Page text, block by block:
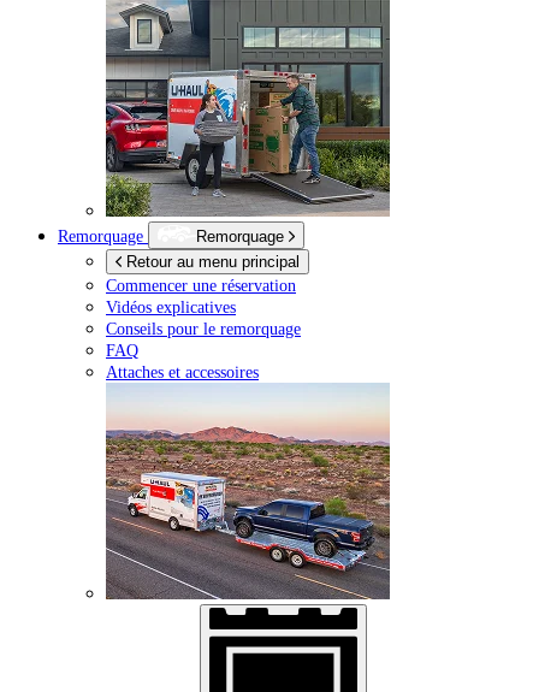
Remorquage
Remorquage
Retour au menu principal
Commencer une réservation
Vidéos explicatives
Conseils pour le remorquage
FAQ
Attaches et accessoires